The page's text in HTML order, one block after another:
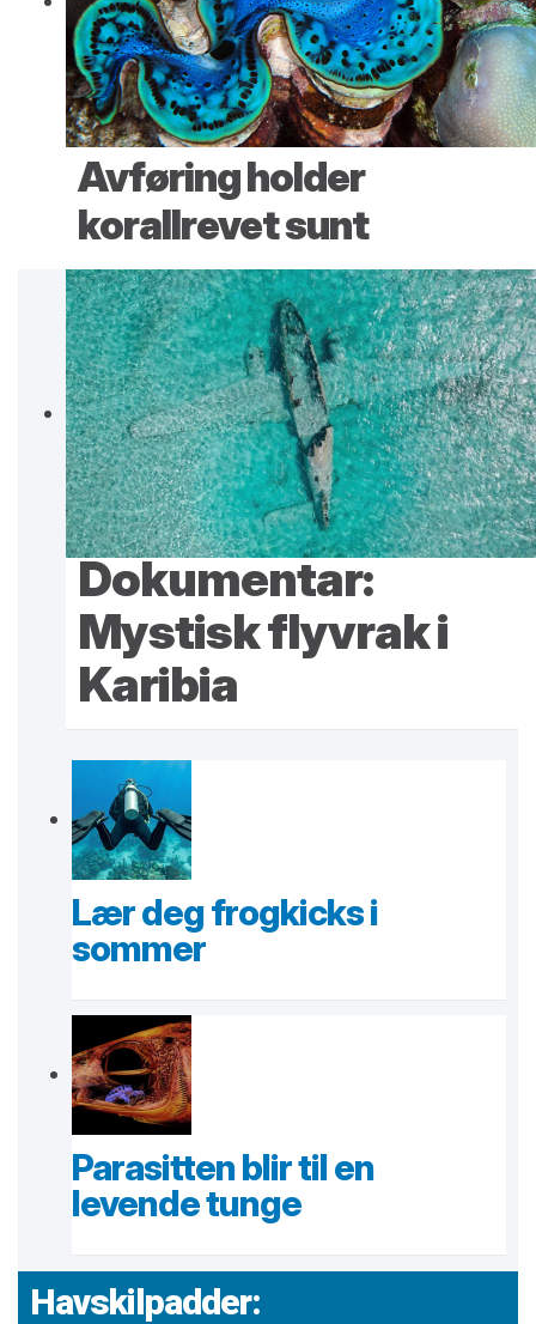
Avføring holder
korallrevet sunt
Dokumentar:
Mystisk flyvrak i
Karibia
Lær deg frogkicks i
sommer
Parasitten blir til en
levende tunge
Havskilpadder: